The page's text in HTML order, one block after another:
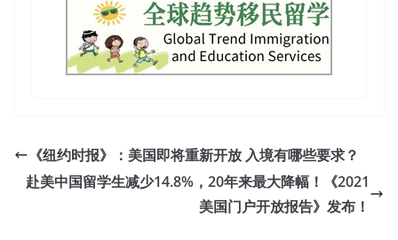
《纽约时报》：美国即将重新开放 入境有哪些要求？
赴美中国留学生减少14.8%，20年来最大降幅！《2021
美国门户开放报告》发布！